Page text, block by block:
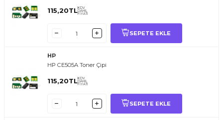
115,20TLKDV
DAHİL
FİYATI
SEPETE EKLE
HP
HP CE505A Toner Çipi
115,20TLKDV
DAHİL
FİYATI
SEPETE EKLE